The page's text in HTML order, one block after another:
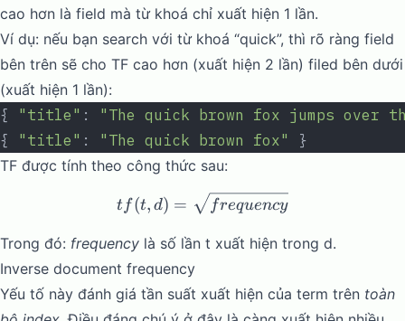
cao hơn là field mà từ khoá chỉ xuất hiện 1 lần.
Ví dụ: nếu bạn search với từ khoá “quick”, thì rõ ràng field
bên trên sẽ cho TF cao hơn (xuất hiện 2 lần) filed bên dưới
(xuất hiện 1 lần):
{ "title" : "The quick brown fox jumps over
{ "title" : "The quick brown fox"
}
TF được tính theo công thức sau:
tf(t, d) = \sqrt{frequency}
tf(t, d) = frequency
Trong đó: frequency là số lần t xuất hiện trong d.
Inverse document frequency
Yếu tố này đánh giá tần suất xuất hiện của term trên toàn